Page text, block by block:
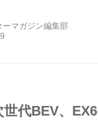
ーマガジン編集部
代BEV、